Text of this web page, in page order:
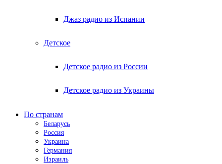
Джаз радио из Испании
Детское
Детское радио из России
Детское радио из Украины
По странам
Беларусь
Россия
Украина
Германия
Израиль